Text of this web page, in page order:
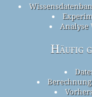
Analyse
Häufig